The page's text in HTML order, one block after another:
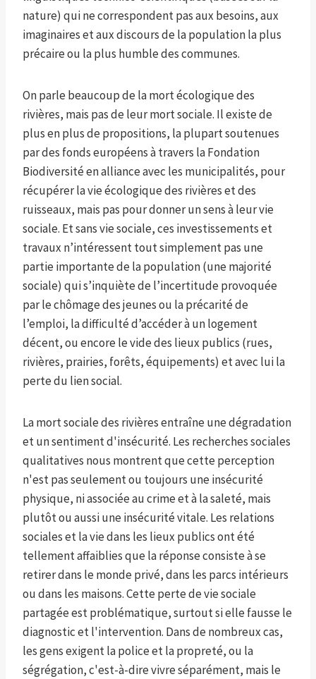
nature) qui ne correspondent pas aux besoins, aux
imaginaires et aux discours de la population la plus
précaire ou la plus humble des communes.
On parle beaucoup de la mort écologique des
rivières, mais pas de leur mort sociale. Il existe de
plus en plus de propositions, la plupart soutenues
par des fonds européens à travers la Fondation
Biodiversité en alliance avec les municipalités, pour
récupérer la vie écologique des rivières et des
ruisseaux, mais pas pour donner un sens à leur vie
sociale. Et sans vie sociale, ces investissements et
travaux n’intéressent tout simplement pas une
partie importante de la population (une majorité
sociale) qui s’inquiète de l’incertitude provoquée
par le chômage des jeunes ou la précarité de
l’emploi, la difficulté d’accéder à un logement
décent, ou encore le vide des lieux publics (rues,
rivières, prairies, forêts, équipements) et avec lui la
perte du lien social.
La mort sociale des rivières entraîne une dégradation
et un sentiment d'insécurité. Les recherches sociales
qualitatives nous montrent que cette perception
n'est pas seulement ou toujours une insécurité
physique, ni associée au crime et à la saleté, mais
plutôt ou aussi une insécurité vitale. Les relations
sociales et la vie dans les lieux publics ont été
tellement affaiblies que la réponse consiste à se
retirer dans le monde privé, dans les parcs intérieurs
ou dans les maisons. Cette perte de vie sociale
partagée est problématique, surtout si elle fausse le
diagnostic et l'intervention. Dans de nombreux cas,
les gens exigent la police et la propreté, ou la
ségrégation, c'est-à-dire vivre séparément, mais le